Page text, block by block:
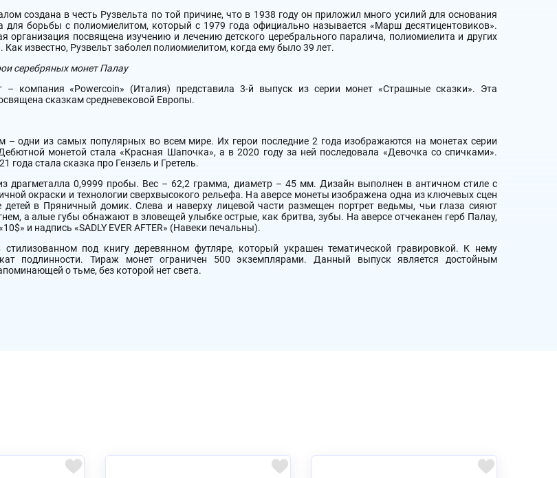
создана в честь Рузвельта по той причине, что в 1938 году он приложил много усилий для основания
для борьбы с полиомиелитом, который с 1979 года официально называется «Марш десятицентовиков».
организация посвящена изучению и лечению детского церебрального паралича, полиомиелита и других
известно, Рузвельт заболел полиомиелитом, когда ему было 39 лет.
серебряных монет Палау
– компания «Powercoin» (Италия) представила 3-й выпуск из серии монет «Страшные сказки». Эта
сказкам средневековой Европы.
– одни из самых популярных во всем мире. Их герои последние 2 года изображаются на монетах серии
монетой стала «Красная Шапочка», а в 2020 году за ней последовала «Девочка со спичками».
года стала сказка про Гензель и Гретель.
драгметалла 0,9999 пробы. Вес – 62,2 грамма, диаметр – 45 мм. Дизайн выполнен в античном стиле с
окраски и технологии сверхвысокого рельефа. На аверсе монеты изображена одна из ключевых сцен
детей в Пряничный домик. Слева и наверху лицевой части размещен портрет ведьмы, чьи глаза сияют
а алые губы обнажают в зловещей улыбке острые, как бритва, зубы. На аверсе отчеканен герб Палау,
и надпись «SADLY EVER AFTER» (Навеки печальны).
под книгу деревянном футляре, который украшен тематической гравировкой. К нему
подлинности. Тираж монет ограничен 500 экземплярами. Данный выпуск является достойным
о тьме, без которой нет света.